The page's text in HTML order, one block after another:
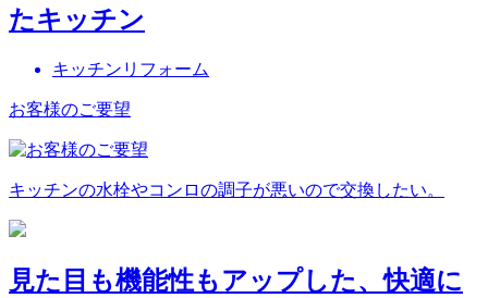
たキッチン
キッチンリフォーム
お客様のご要望
キッチンの水栓やコンロの調子が悪いので交換したい。
見た目も機能性もアップした、快適に